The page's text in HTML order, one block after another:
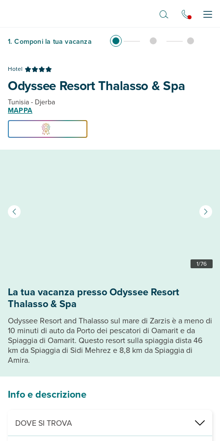
1. Componi la tua vacanza
Hotel
Odyssee Resort Thalasso & Spa
Tunisia - Djerba
MAPPA
1/76
La tua vacanza presso Odyssee Resort
Thalasso & Spa
Odyssee Resort and Thalasso sul mare di Zarzis è a meno di
10 minuti di auto da Porto dei pescatori di Oamarit e da
Spiaggia di Oamarit. Questo resort sulla spiaggia dista 46
km da Spiaggia di Sidi Mehrez e 8,8 km da Spiaggia di
Amira.
Info e descrizione
DOVE SI TROVA